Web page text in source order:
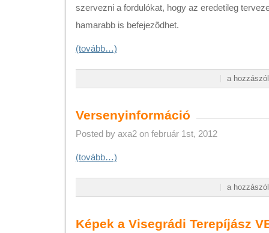
szervezni a fordulókat, hogy az eredetileg
hamarabb is befejezõdhet.
(tovább…)
a
Versenyinformáció
Posted by axa2 on február 1st, 2012
(tovább…)
a
Képek a Visegrádi Terepíjász